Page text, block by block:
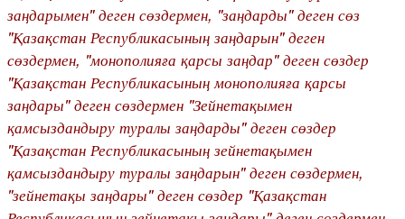
заңдарымен" деген сөздермен, "заңдарды" деген сөз
"Қазақстан Республикасының заңдарын" деген
сөздермен, "монополияға қарсы заңдар" деген сөздер
"Қазақстан Республикасының монополияға қарсы
заңдары" деген сөздермен "Зейнетақымен
қамсыздандыру туралы заңдарды" деген сөздер
"Қазақстан Республикасының зейнетақымен
қамсыздандыру туралы заңдарын" деген сөздермен,
"зейнетақы заңдары" деген сөздер "Қазақстан